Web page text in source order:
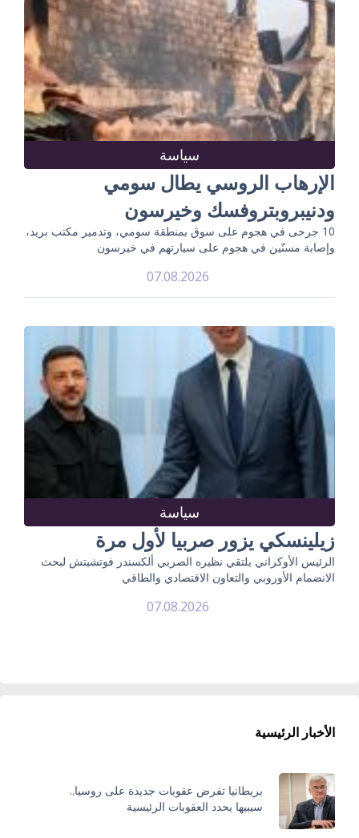
سياسة
الإرهاب الروسي يطال سومي
ودنيبروبتروفسك وخيرسون
10 جرحى في هجوم على سوق بمنطقة سومي، وتدمير مكتب بريد،
وإصابة مسنّين في هجوم على سيارتهم في خيرسون
07.08.2026
سياسة
زيلينسكي يزور صربيا لأول مرة
الرئيس الأوكراني يلتقي نظيره الصربي ألكسندر فوتشيتش لبحث
الانضمام الأوروبي والتعاون الاقتصادي والطاقي
07.08.2026
الأخبار الرئيسية
بريطانيا تفرض عقوبات جديدة على روسيا..
سيبيها يحدد العقوبات الرئيسية